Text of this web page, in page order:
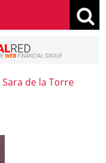
Sara de la Torre